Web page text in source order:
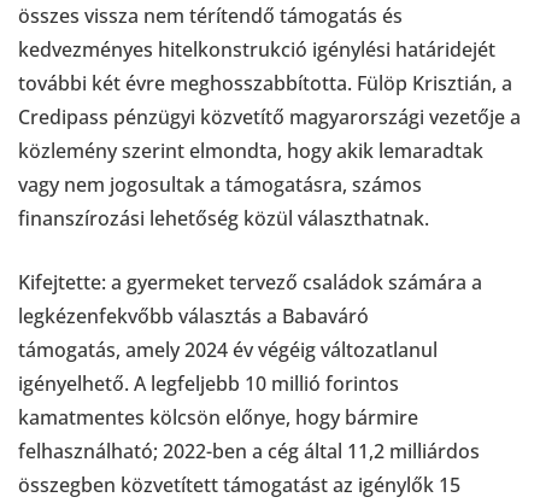
összes vissza nem térítendő támogatás és
kedvezményes hitelkonstrukció igénylési határidejét
további két évre meghosszabbította. Fülöp Krisztián, a
Credipass pénzügyi közvetítő magyarországi vezetője a
közlemény szerint elmondta, hogy akik lemaradtak
vagy nem jogosultak a támogatásra, számos
finanszírozási lehetőség közül választhatnak.
Kifejtette: a gyermeket tervező családok számára a
legkézenfekvőbb választás a Babaváró
támogatás, amely 2024 év végéig változatlanul
igényelhető. A legfeljebb 10 millió forintos
kamatmentes kölcsön előnye, hogy bármire
felhasználható; 2022-ben a cég által 11,2 milliárdos
összegben közvetített támogatást az igénylők 15